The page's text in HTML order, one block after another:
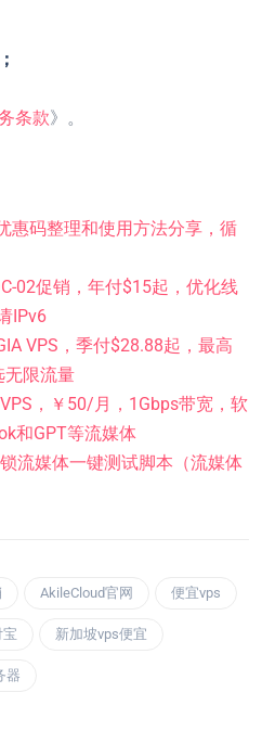
条款》。
惠码整理和使用方法分享，循
02促销，年付$15起，优化线
IPv6
VPS，季付$28.88起，最高
无限流量
，￥50/月，1Gbps带宽，软
和GPT等流媒体
流媒体一键测试脚本（流媒体
AkileCloud官网 便宜vps
宝 新加坡vps便宜
器